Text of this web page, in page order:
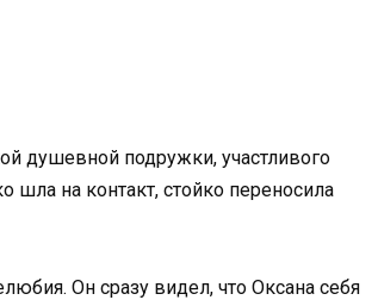
душевной подружки, участливого
шла на контакт, стойко переносила
Он сразу видел, что Оксана себя